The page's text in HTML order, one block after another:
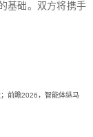
基础。双方将携手
前瞻2026，智能体纵马